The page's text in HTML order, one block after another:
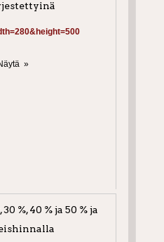
»
%, 40 % ja 50 % ja